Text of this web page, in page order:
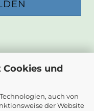
Cookies und
auch von
der Website